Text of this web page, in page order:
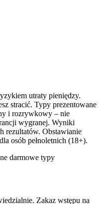
utraty pieniędzy.
stracić. Typy prezentowane
i rozrywkowy – nie
wygranej. Wyniki
rezultatów. Obstawianie
osób pełnoletnich (18+).
darmowe typy
Zakaz wstępu na